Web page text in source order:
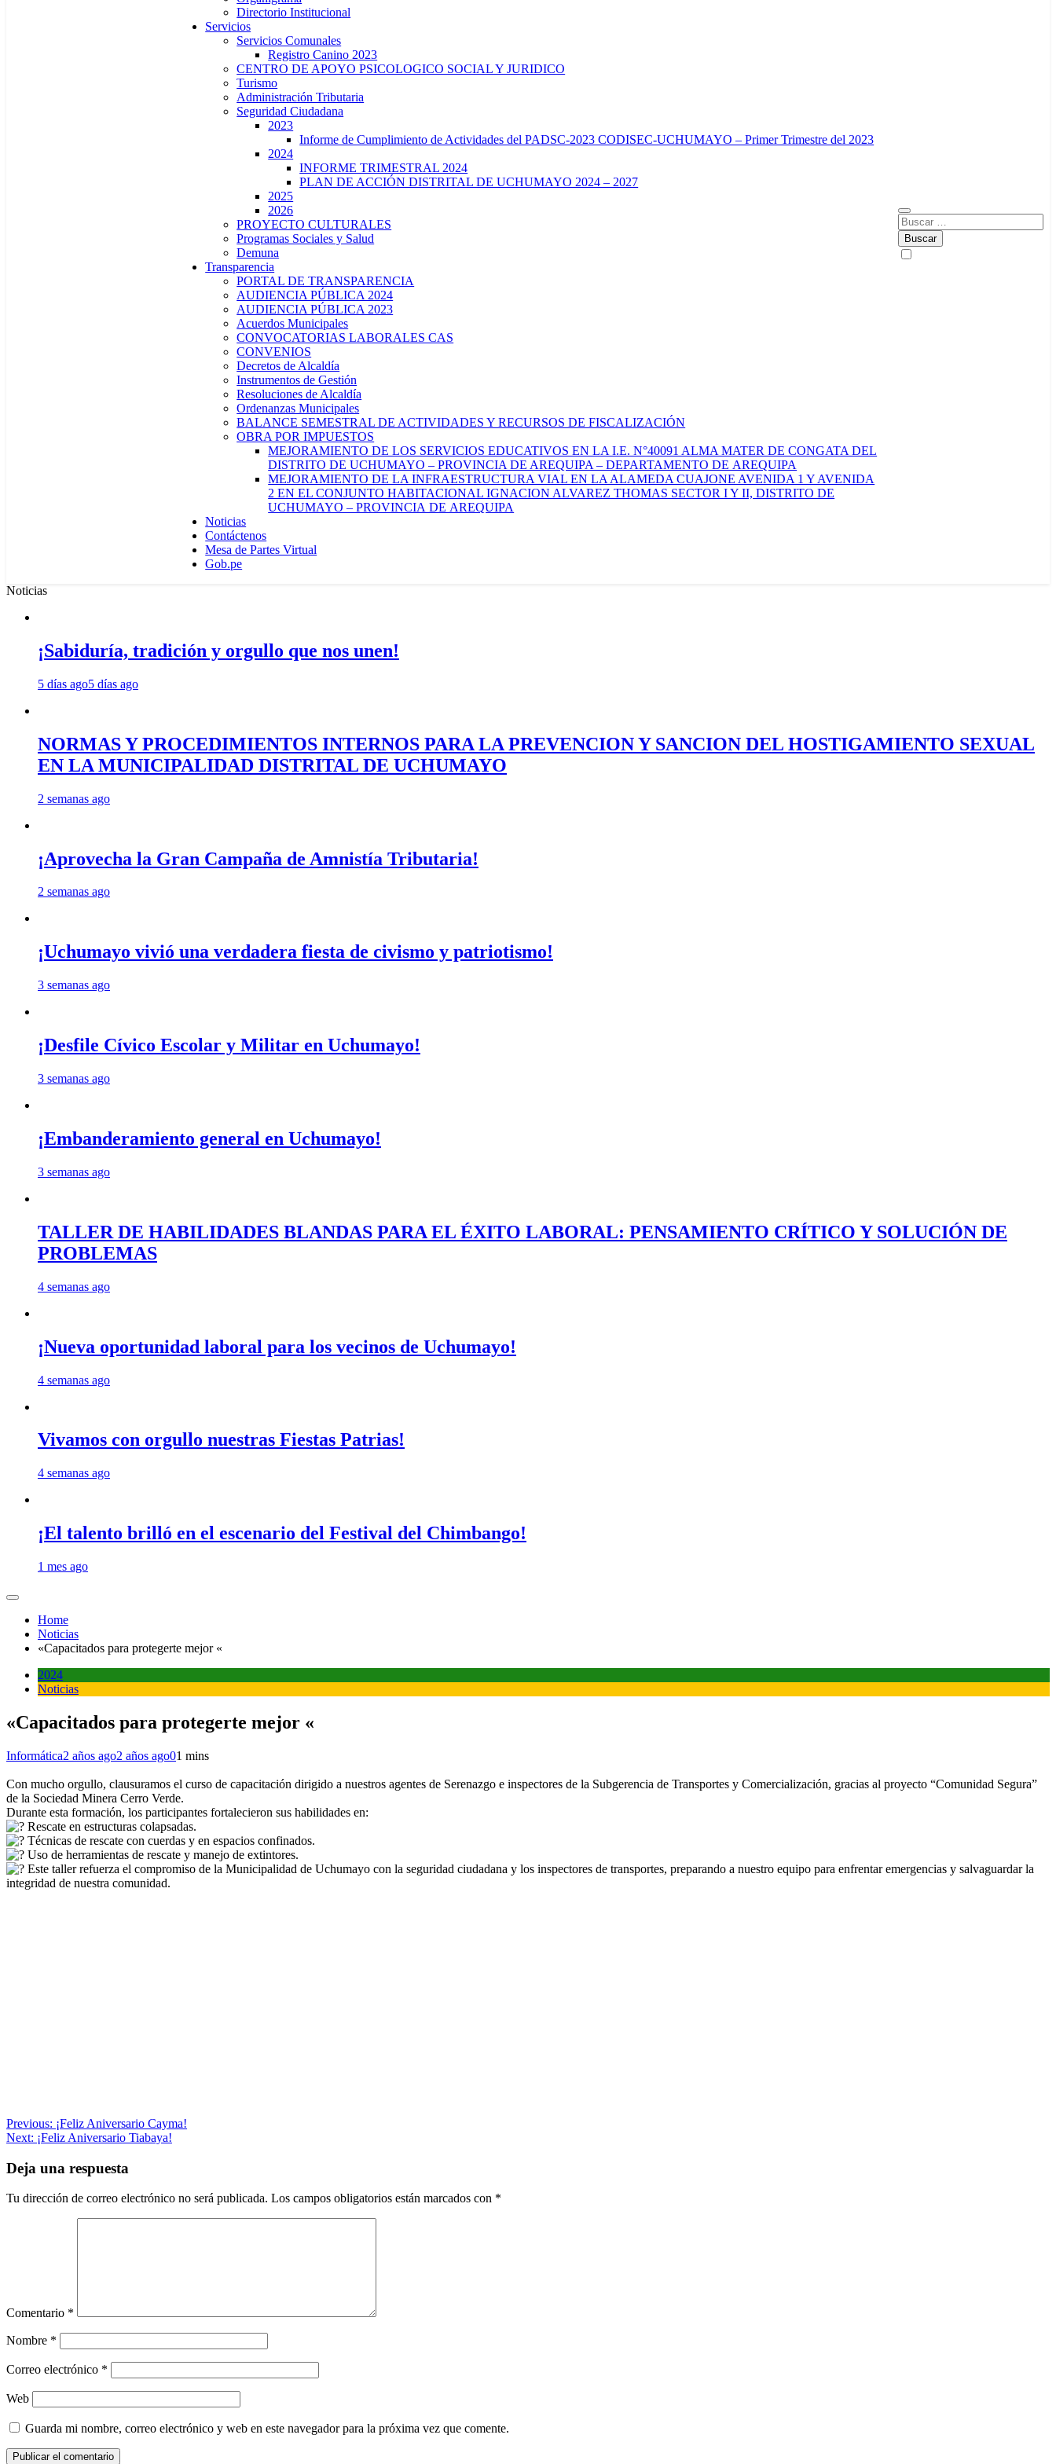
Directorio Institucional
Servicios
Servicios Comunales
Registro Canino 2023
CENTRO DE APOYO PSICOLOGICO SOCIAL Y JURIDICO
Turismo
Administración Tributaria
Seguridad Ciudadana
2023
Informe de Cumplimiento de Actividades del PADSC-2023 CODISEC-UCHUMAYO – Primer Trimestre del 2023
2024
INFORME TRIMESTRAL 2024
PLAN DE ACCIÓN DISTRITAL DE UCHUMAYO 2024 – 2027
2025
2026
PROYECTO CULTURALES
Programas Sociales y Salud
Demuna
Transparencia
PORTAL DE TRANSPARENCIA
AUDIENCIA PÚBLICA 2024
AUDIENCIA PÚBLICA 2023
Acuerdos Municipales
CONVOCATORIAS LABORALES CAS
CONVENIOS
Decretos de Alcaldía
Instrumentos de Gestión
Resoluciones de Alcaldía
Ordenanzas Municipales
BALANCE SEMESTRAL DE ACTIVIDADES Y RECURSOS DE FISCALIZACIÓN
OBRA POR IMPUESTOS
MEJORAMIENTO DE LOS SERVICIOS EDUCATIVOS EN LA I.E. N°40091 ALMA MATER DE CONGATA DEL
DISTRITO DE UCHUMAYO – PROVINCIA DE AREQUIPA – DEPARTAMENTO DE AREQUIPA
MEJORAMIENTO DE LA INFRAESTRUCTURA VIAL EN LA ALAMEDA CUAJONE AVENIDA 1 Y AVENIDA
2 EN EL CONJUNTO HABITACIONAL IGNACION ALVAREZ THOMAS SECTOR I Y II, DISTRITO DE
UCHUMAYO – PROVINCIA DE AREQUIPA
Noticias
Contáctenos
Mesa de Partes Virtual
Gob.pe
Buscar:
Noticias
¡Sabiduría, tradición y orgullo que nos unen!
5 días ago5 días ago
NORMAS Y PROCEDIMIENTOS INTERNOS PARA LA PREVENCION Y SANCION DEL HOSTIGAMIENTO SEXUAL
EN LA MUNICIPALIDAD DISTRITAL DE UCHUMAYO
2 semanas ago
¡Aprovecha la Gran Campaña de Amnistía Tributaria!
2 semanas ago
¡Uchumayo vivió una verdadera fiesta de civismo y patriotismo!
3 semanas ago
¡Desfile Cívico Escolar y Militar en Uchumayo!
3 semanas ago
¡Embanderamiento general en Uchumayo!
3 semanas ago
TALLER DE HABILIDADES BLANDAS PARA EL ÉXITO LABORAL: PENSAMIENTO CRÍTICO Y SOLUCIÓN DE
PROBLEMAS
4 semanas ago
¡Nueva oportunidad laboral para los vecinos de Uchumayo!
4 semanas ago
Vivamos con orgullo nuestras Fiestas Patrias!
4 semanas ago
¡El talento brilló en el escenario del Festival del Chimbango!
1 mes ago
Home
Noticias
«Capacitados para protegerte mejor «
2024
Noticias
«Capacitados para protegerte mejor «
Informática2 años ago2 años ago01 mins
Con mucho orgullo, clausuramos el curso de capacitación dirigido a nuestros agentes de Serenazgo e inspectores de la Subgerencia de Transportes y Comercialización, gracias al proyecto “Comunidad Segura”
de la Sociedad Minera Cerro Verde.
Durante esta formación, los participantes fortalecieron sus habilidades en:
Rescate en estructuras colapsadas.
Técnicas de rescate con cuerdas y en espacios confinados.
Uso de herramientas de rescate y manejo de extintores.
Este taller refuerza el compromiso de la Municipalidad de Uchumayo con la seguridad ciudadana y los inspectores de transportes, preparando a nuestro equipo para enfrentar emergencias y salvaguardar la
integridad de nuestra comunidad.
Navegación
de
entradas
Previous: ¡Feliz Aniversario Cayma!
Next: ¡Feliz Aniversario Tiabaya!
Deja una respuesta
Tu dirección de correo electrónico no será publicada. Los campos obligatorios están marcados con *
Comentario *
Nombre *
Correo electrónico *
Web
Guarda mi nombre, correo electrónico y web en este navegador para la próxima vez que comente.